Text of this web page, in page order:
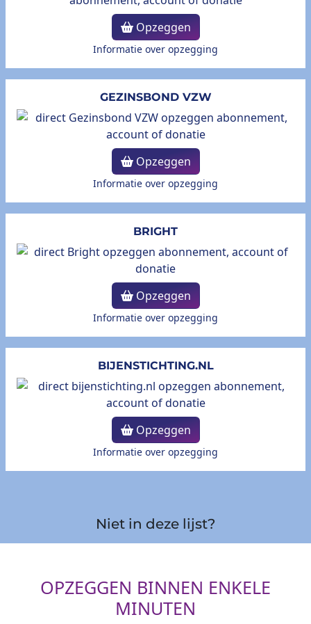
Opzeggen
Informatie over opzegging
GEZINSBOND VZW
Opzeggen
Informatie over opzegging
BRIGHT
Opzeggen
Informatie over opzegging
BIJENSTICHTING.NL
Opzeggen
Informatie over opzegging
Niet in deze lijst?
OPZEGGEN BINNEN ENKELE
MINUTEN